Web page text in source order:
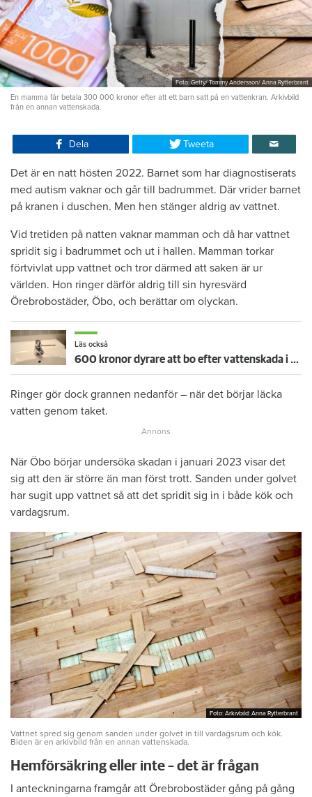
Foto: Getty/ Tommy Andersson/ Anna Rytterbrant
En mamma får betala 300 000 kronor efter att ett barn satt på en vattenkran. Arkivbild
från en annan vattenskada.
Dela Tweeta
Det är en natt hösten 2022. Barnet som har diagnostiserats
med autism vaknar och går till badrummet. Där vrider barnet
på kranen i duschen. Men hen stänger aldrig av vattnet.
Vid tretiden på natten vaknar mamman och då har vattnet
spridit sig i badrummet och ut i hallen. Mamman torkar
förtvivlat upp vattnet och tror därmed att saken är ur
världen. Hon ringer därför aldrig till sin hyresvärd
Örebrobostäder, Öbo, och berättar om olyckan.
Läs också
600 kronor dyrare att bo efter vattenskada i Varberg
Ringer gör dock grannen nedanför – när det börjar läcka
vatten genom taket.
När Öbo börjar undersöka skadan i januari 2023 visar det
sig att den är större än man först trott. Sanden under golvet
har sugit upp vattnet så att det spridit sig in i både kök och
vardagsrum.
Foto: Arkivbild: Anna Rytterbrant
Foto: Arkivbild: Anna Rytterbrant
Vattnet spred sig genom sanden under golvet in till vardagsrum och kök.
Biden är en arkivbild från en annan vattenskada.
Hemförsäkring eller inte – det är frågan
I anteckningarna framgår att Örebrobostäder gång på gång